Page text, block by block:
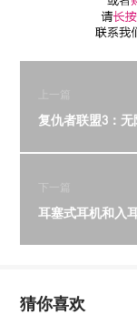
上一篇
复仇者联盟3：
下一篇
耳塞式耳机和入
猜你喜欢